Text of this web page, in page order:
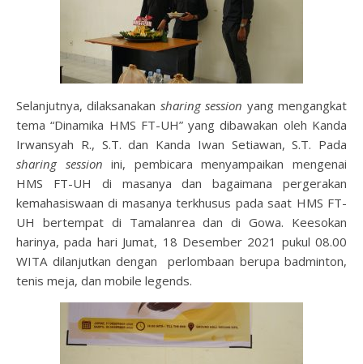
Selanjutnya, dilaksanakan sharing session yang mengangkat
tema “Dinamika HMS FT-UH” yang dibawakan oleh Kanda
Irwansyah R., S.T. dan Kanda Iwan Setiawan, S.T. Pada
sharing sessionini, pembicara menyampaikan mengenai
HMS FT-UH di masanya dan bagaimana pergerakan
kemahasiswaan di masanya terkhusus pada saat HMS FT-
UH bertempat di Tamalanrea dan di Gowa. Keesokan
harinya, pada hari Jumat, 18 Desember 2021 pukul 08.00
WITA dilanjutkan dengan perlombaan berupa badminton,
tenis meja, dan mobile legends.